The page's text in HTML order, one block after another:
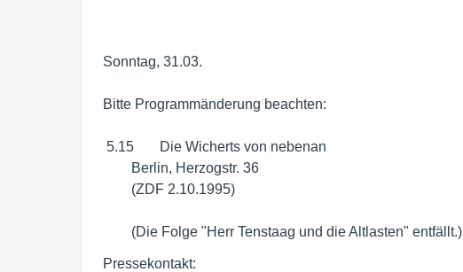
Sonntag, 31.03.
Bitte Programmänderung beachten:
	(Die Folge "Herr Tenstaag und die Altlasten" entfällt.)
Pressekontakt: